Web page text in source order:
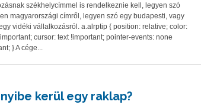
székhelycímmel is rendelkeznie kell, legyen szó
magyarországi címről, legyen szó egy budapesti, vagy
vidéki vállalkozásról. a.alrptip { position: relative; color:
cursor: text !important; pointer-events: none
} A cége...
kerül egy raklap?